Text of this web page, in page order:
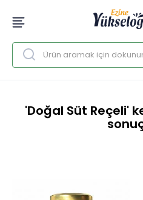
'Doğal Süt Reçeli'